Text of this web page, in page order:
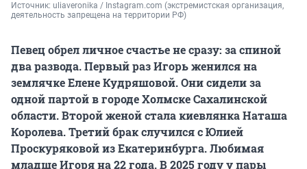
Источник: uliaveronika / Instagram.com (экстремистская организация,
деятельность запрещена на территории РФ)
Певец обрел личное счастье не сразу: за спиной
два развода. Первый раз Игорь женился на
землячке Елене Кудряшовой. Они сидели за
одной партой в городе Холмске Сахалинской
области. Второй женой стала киевлянка Наташа
Королева. Третий брак случился с Юлией
Проскуряковой из Екатеринбурга. Любимая
младше Игоря на 22 года. В 2025 году у пары